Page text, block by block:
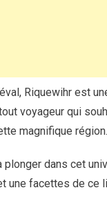
Riquewihr est
voyageur qui
magnifique région.
plonger dans cet
une facettes de ce